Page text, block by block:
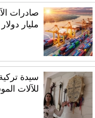
مليار
سيدة
للآلات